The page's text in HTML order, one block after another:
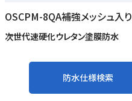
OSCPM-8QA補強メッシュ入り
次世代速硬化ウレタン塗膜防水
防水仕様検索